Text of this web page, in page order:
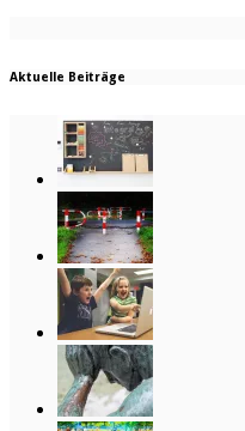
Aktuelle Beiträge